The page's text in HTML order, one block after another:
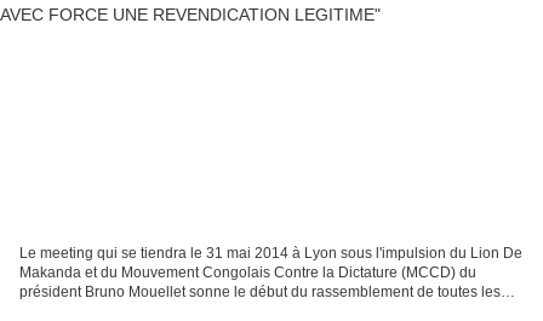
Le meeting qui se tiendra le 31 mai 2014 à Lyon sous l'impulsion du Lion De
Makanda et du Mouvement Congolais Contre la Dictature (MCCD) du
président Bruno Mouellet sonne le début du rassemblement de toutes les